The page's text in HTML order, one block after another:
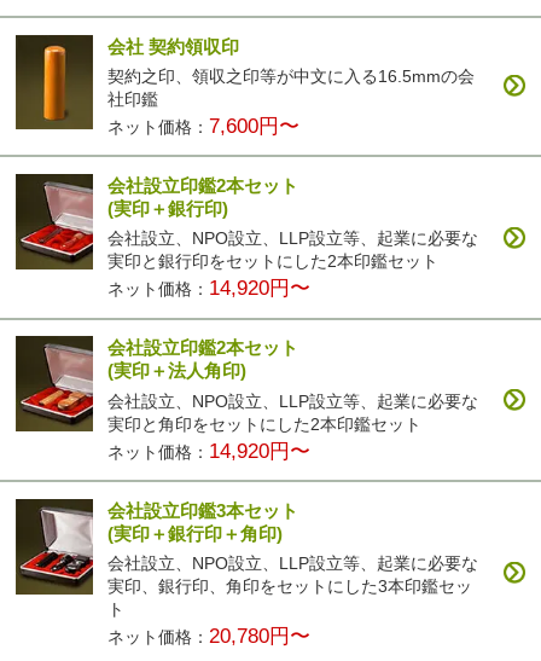
会社 契約領収印
契約之印、領収之印等が中文に入る16.5mmの会
社印鑑
ネット価格： 7,600円〜
会社設立印鑑2本セット
(実印＋銀行印)
会社設立、NPO設立、LLP設立等、起業に必要な
実印と銀行印をセットにした2本印鑑セット
ネット価格： 14,920円〜
会社設立印鑑2本セット
(実印＋法人角印)
会社設立、NPO設立、LLP設立等、起業に必要な
実印と角印をセットにした2本印鑑セット
ネット価格： 14,920円〜
会社設立印鑑3本セット
(実印＋銀行印＋角印)
会社設立、NPO設立、LLP設立等、起業に必要な
実印、銀行印、角印をセットにした3本印鑑セッ
ト
ネット価格： 20,780円〜